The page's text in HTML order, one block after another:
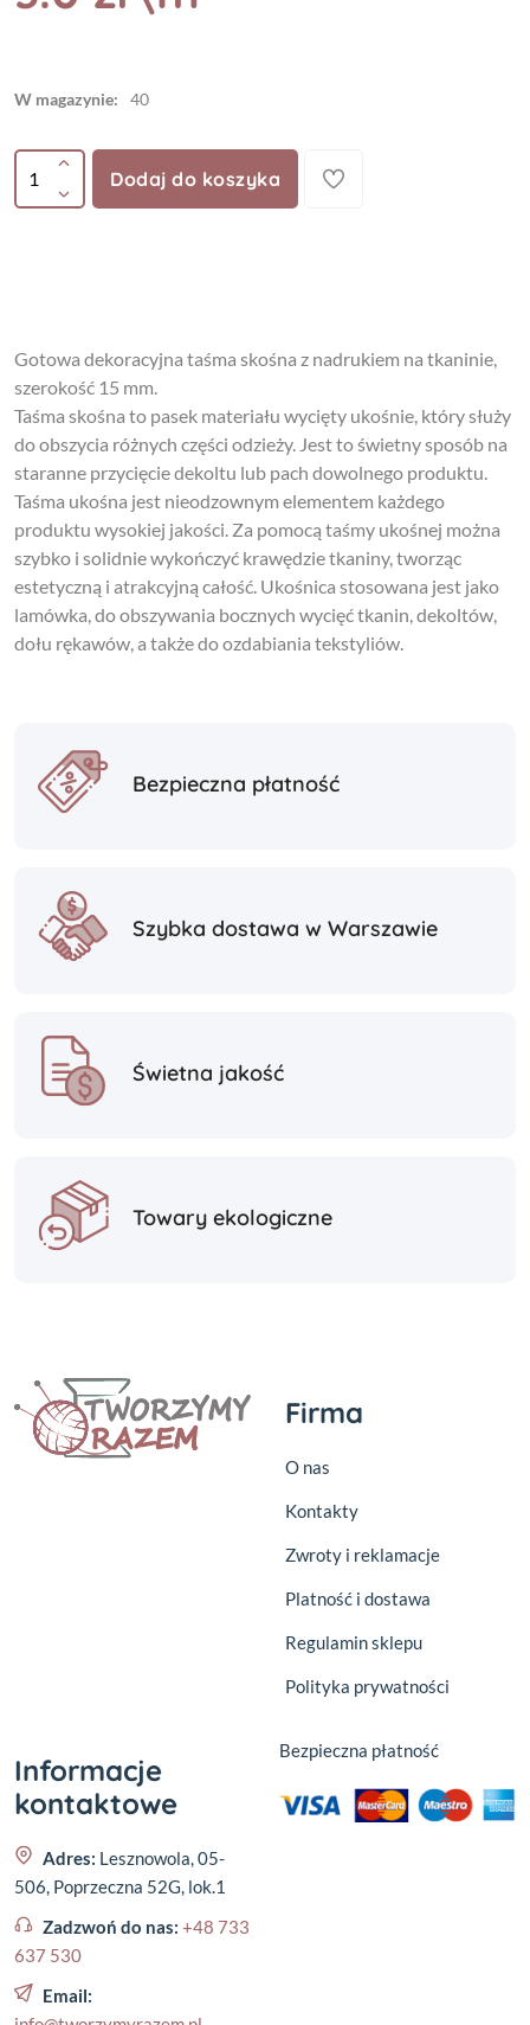
W magazynie: 40
Dodaj do koszyka
Gotowa dekoracyjna taśma skośna z nadrukiem na tkaninie,
szerokość 15 mm.
Taśma skośna to pasek materiału wycięty ukośnie, który służy
do obszycia różnych części odzieży. Jest to świetny sposób na
staranne przycięcie dekoltu lub pach dowolnego produktu.
Taśma ukośna jest nieodzownym elementem każdego
produktu wysokiej jakości. Za pomocą taśmy ukośnej można
szybko i solidnie wykończyć krawędzie tkaniny, tworząc
estetyczną i atrakcyjną całość. Ukośnica stosowana jest jako
lamówka, do obszywania bocznych wycięć tkanin, dekoltów,
dołu rękawów, a także do ozdabiania tekstyliów.
Bezpieczna płatność
Szybka dostawa w Warszawie
Świetna jakość
Towary ekologiczne
Firma
O nas
Kontakty
Zwroty i reklamacje
Platność i dostawa
Regulamin sklepu
Polityka prywatności
Informacje
kontaktowe
Adres: Lesznowola, 05-
506, Poprzeczna 52G, lok.1
Zadzwoń do nas: +48 733
637 530
Email:
Bezpieczna płatność